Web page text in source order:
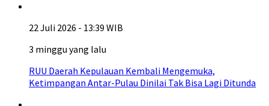
22 Juli 2026 - 13:39 WIB
3 minggu yang lalu
RUU Daerah Kepulauan Kembali Mengemuka,
Ketimpangan Antar-Pulau Dinilai Tak Bisa Lagi Ditunda